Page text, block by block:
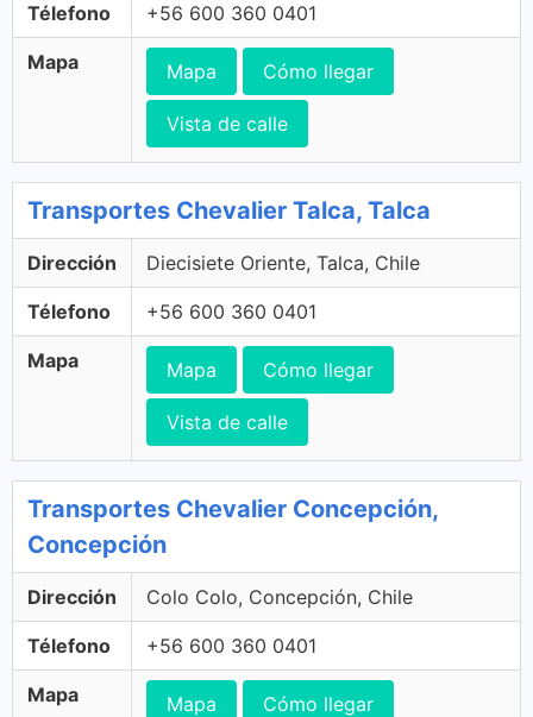
Télefono +56 600 360 0401
Mapa Mapa Cómo llegar
Vista de calle
Transportes Chevalier Talca, Talca
Dirección Diecisiete Oriente, Talca, Chile
Télefono +56 600 360 0401
Mapa Mapa Cómo llegar
Vista de calle
Transportes Chevalier Concepción,
Concepción
Dirección Colo Colo, Concepción, Chile
Télefono +56 600 360 0401
Mapa Mapa Cómo llegar